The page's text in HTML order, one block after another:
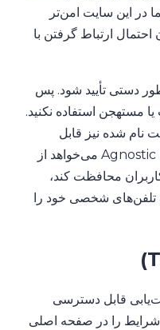
در این سایت امن‌تر
ارتباط گرفتن با
دستی تأیید شود. پس
مستهجن استفاده نکنید.
نام شده نیز قابل
مشاهده است. چون Agnostic Dating Site می‌خواهد از
محافظت کند،
شخصی خود را
قابل دسترسی
شرایط را در صفحه اصلی